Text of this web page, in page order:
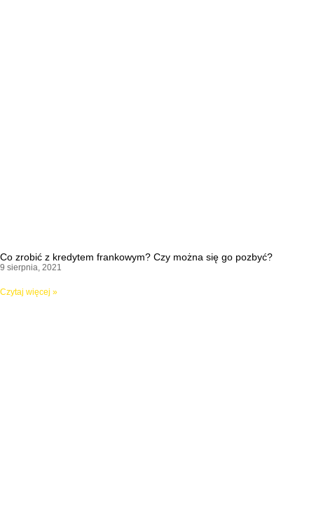
Co zrobić z kredytem frankowym? Czy można się go pozbyć?
9 sierpnia, 2021
Czytaj więcej »